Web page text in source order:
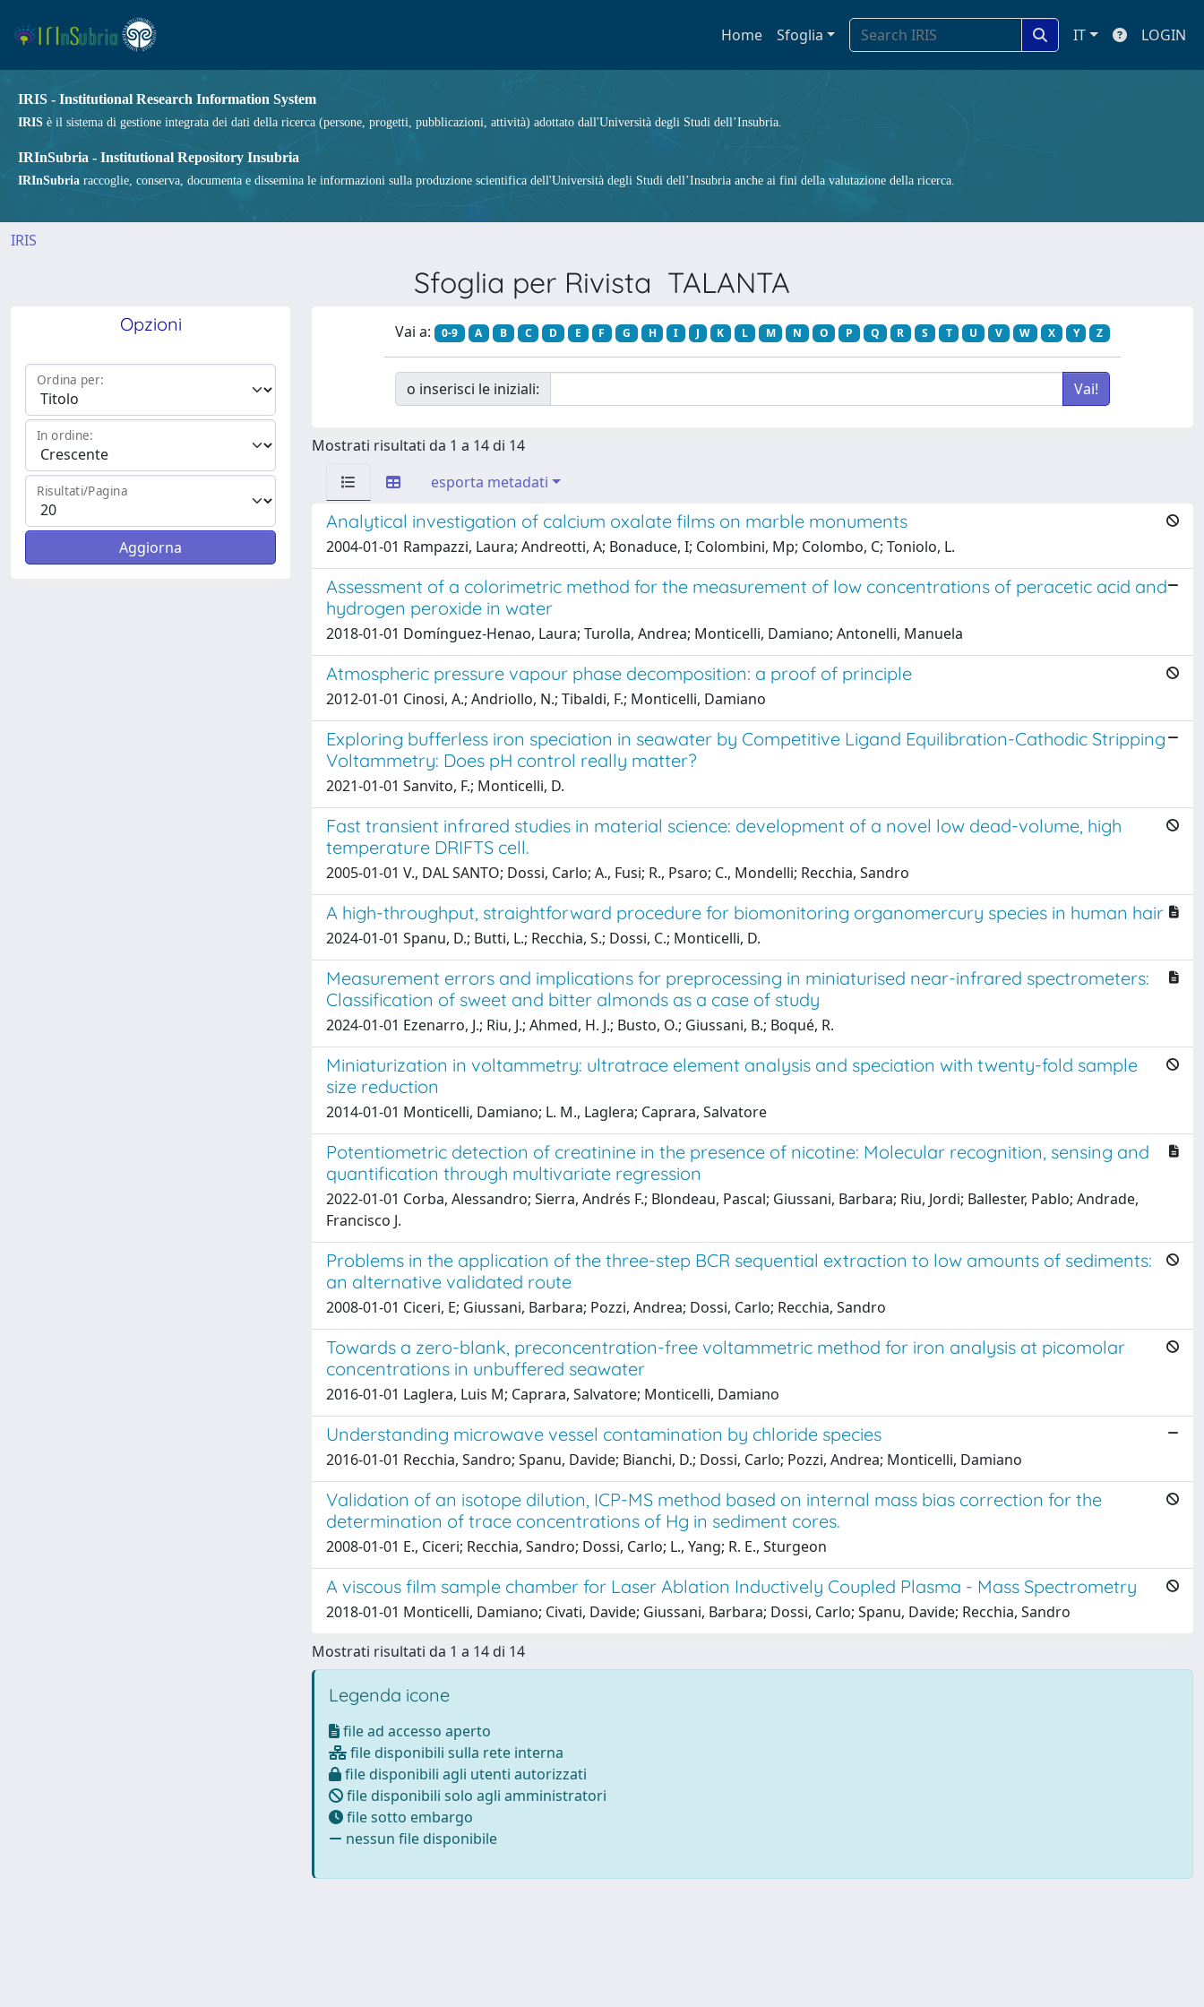
Home Sfoglia IT LOGIN
IRIS - Institutional Research Information System
IRIS è il sistema di gestione integrata dei dati della ricerca (persone, progetti, pubblicazioni, attività) adottato dall'Università degli Studi dell’Insubria.
IRInSubria - Institutional Repository Insubria
IRInSubria raccoglie, conserva, documenta e dissemina le informazioni sulla produzione scientifica dell'Università degli Studi dell’Insubria anche ai fini della valutazione della ricerca.
IRIS
Sfoglia per Rivista TALANTA
Opzioni
Ordina per:
In ordine:
Risultati/Pagina
Vai a: 0-9 A B C D E F G H I J K L M N O P Q R S T U V W X Y Z
o inserisci le iniziali:
Mostrati risultati da 1 a 14 di 14
esporta metadati
Analytical investigation of calcium oxalate films on marble monuments
2004-01-01 Rampazzi, Laura; Andreotti, A; Bonaduce, I; Colombini, Mp; Colombo, C; Toniolo, L.
Assessment of a colorimetric method for the measurement of low concentrations of peracetic acid and
hydrogen peroxide in water
2018-01-01 Domínguez-Henao, Laura; Turolla, Andrea; Monticelli, Damiano; Antonelli, Manuela
Atmospheric pressure vapour phase decomposition: a proof of principle
2012-01-01 Cinosi, A.; Andriollo, N.; Tibaldi, F.; Monticelli, Damiano
Exploring bufferless iron speciation in seawater by Competitive Ligand Equilibration-Cathodic Stripping
Voltammetry: Does pH control really matter?
2021-01-01 Sanvito, F.; Monticelli, D.
Fast transient infrared studies in material science: development of a novel low dead-volume, high
temperature DRIFTS cell.
2005-01-01 V., DAL SANTO; Dossi, Carlo; A., Fusi; R., Psaro; C., Mondelli; Recchia, Sandro
A high-throughput, straightforward procedure for biomonitoring organomercury species in human hair
2024-01-01 Spanu, D.; Butti, L.; Recchia, S.; Dossi, C.; Monticelli, D.
Measurement errors and implications for preprocessing in miniaturised near-infrared spectrometers:
Classification of sweet and bitter almonds as a case of study
2024-01-01 Ezenarro, J.; Riu, J.; Ahmed, H. J.; Busto, O.; Giussani, B.; Boqué, R.
Miniaturization in voltammetry: ultratrace element analysis and speciation with twenty-fold sample
size reduction
2014-01-01 Monticelli, Damiano; L. M., Laglera; Caprara, Salvatore
Potentiometric detection of creatinine in the presence of nicotine: Molecular recognition, sensing and
quantification through multivariate regression
2022-01-01 Corba, Alessandro; Sierra, Andrés F.; Blondeau, Pascal; Giussani, Barbara; Riu, Jordi; Ballester, Pablo; Andrade,
Francisco J.
Problems in the application of the three-step BCR sequential extraction to low amounts of sediments:
an alternative validated route
2008-01-01 Ciceri, E; Giussani, Barbara; Pozzi, Andrea; Dossi, Carlo; Recchia, Sandro
Towards a zero-blank, preconcentration-free voltammetric method for iron analysis at picomolar
concentrations in unbuffered seawater
2016-01-01 Laglera, Luis M; Caprara, Salvatore; Monticelli, Damiano
Understanding microwave vessel contamination by chloride species
2016-01-01 Recchia, Sandro; Spanu, Davide; Bianchi, D.; Dossi, Carlo; Pozzi, Andrea; Monticelli, Damiano
Validation of an isotope dilution, ICP-MS method based on internal mass bias correction for the
determination of trace concentrations of Hg in sediment cores.
2008-01-01 E., Ciceri; Recchia, Sandro; Dossi, Carlo; L., Yang; R. E., Sturgeon
A viscous film sample chamber for Laser Ablation Inductively Coupled Plasma - Mass Spectrometry
2018-01-01 Monticelli, Damiano; Civati, Davide; Giussani, Barbara; Dossi, Carlo; Spanu, Davide; Recchia, Sandro
Mostrati risultati da 1 a 14 di 14
Legenda icone
file ad accesso aperto
file disponibili sulla rete interna
file disponibili agli utenti autorizzati
file disponibili solo agli amministratori
file sotto embargo
nessun file disponibile